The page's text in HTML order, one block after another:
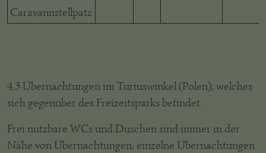
Caravannstellpatz
4.3 Übernachtungen im Turiuswinkel (Polen), welches
sich gegenüber des Freizeitsparks befindet.
Frei nutzbare WCs und Duschen sind immer in der
Nähe von Übernachtungen, einzelne Übernachtungen